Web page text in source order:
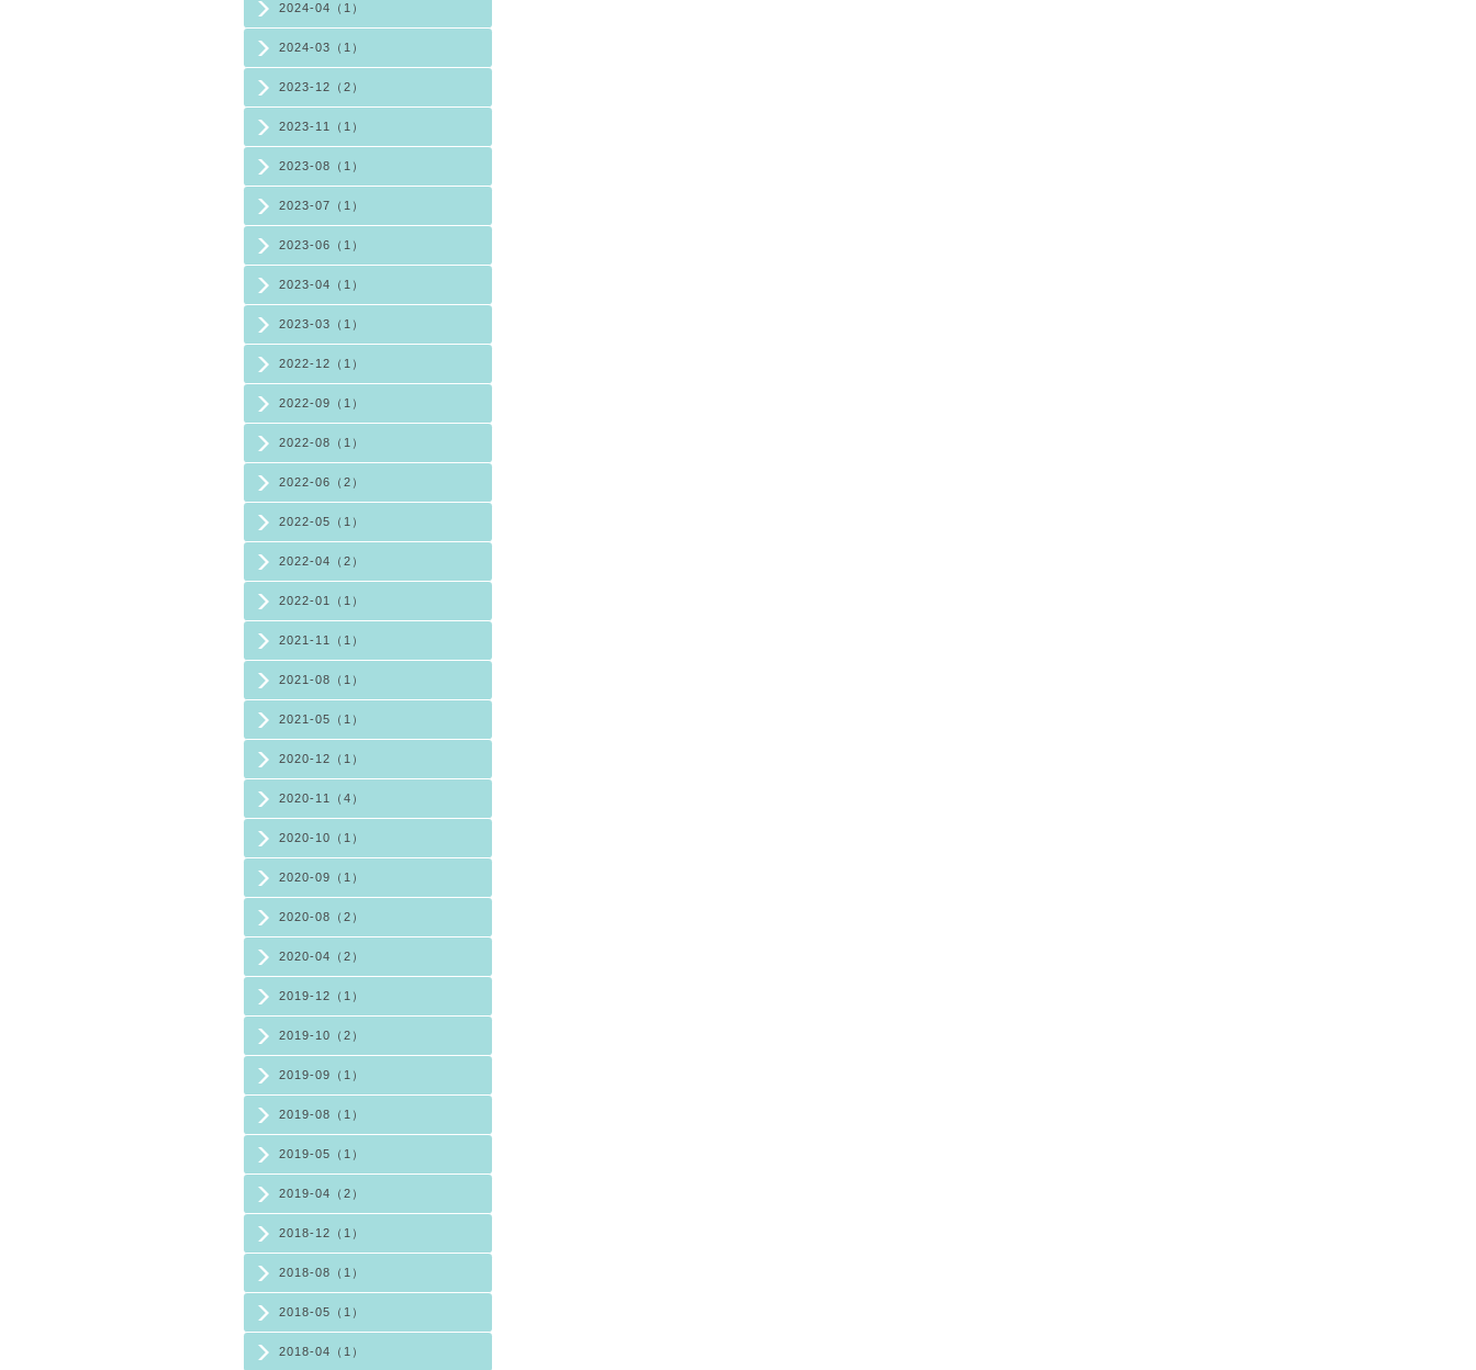
2024-04（1）
2024-03（1）
2023-12（2）
2023-11（1）
2023-08（1）
2023-07（1）
2023-06（1）
2023-04（1）
2023-03（1）
2022-12（1）
2022-09（1）
2022-08（1）
2022-06（2）
2022-05（1）
2022-04（2）
2022-01（1）
2021-11（1）
2021-08（1）
2021-05（1）
2020-12（1）
2020-11（4）
2020-10（1）
2020-09（1）
2020-08（2）
2020-04（2）
2019-12（1）
2019-10（2）
2019-09（1）
2019-08（1）
2019-05（1）
2019-04（2）
2018-12（1）
2018-08（1）
2018-05（1）
2018-04（1）